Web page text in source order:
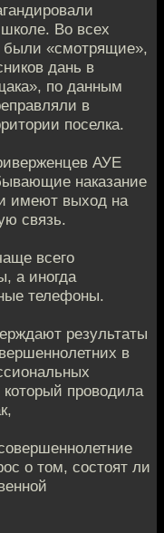
Во всех
были «смотрящие»,
дань в
по данным
в
поселка.
АУЕ
наказание
имеют выход на
связь.
всего
а иногда
телефоны.
результаты
в
который проводила
о том, состоят ли